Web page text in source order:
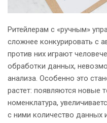
Ритейлерам с «ручным»
сложнее конкурировать с
против них играют
обработки данных,
анализа. Особенно это
растет: появляются новые
номенклатура,
с ними количество данных